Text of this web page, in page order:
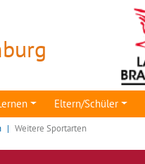
Eltern/Schüler
Weitere Sportarten